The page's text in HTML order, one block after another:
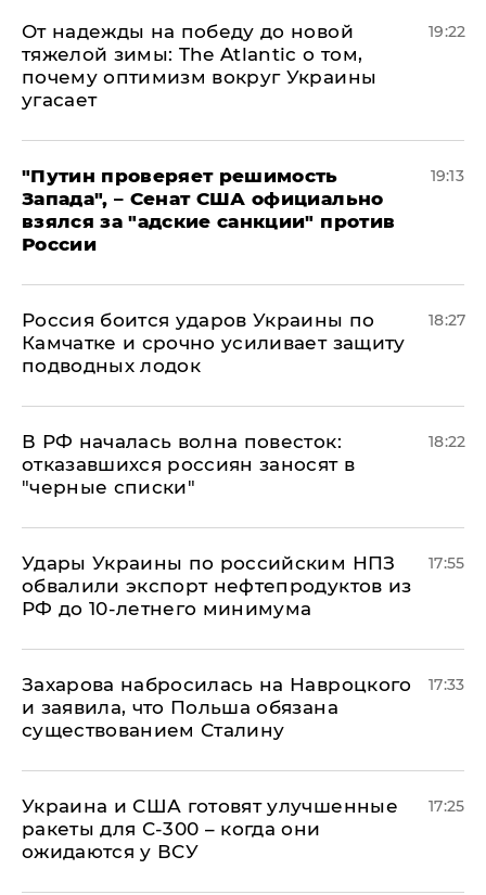
От надежды на победу до новой
тяжелой зимы: The Atlantic о том,
почему оптимизм вокруг Украины
угасает
19:22
"Путин проверяет решимость
Запада", – Сенат США официально
взялся за "адские санкции" против
России
19:13
Россия боится ударов Украины по
Камчатке и срочно усиливает защиту
подводных лодок
18:27
​В РФ началась волна повесток:
отказавшихся россиян заносят в
"черные списки"
18:22
Удары Украины по российским НПЗ
обвалили экспорт нефтепродуктов из
РФ до 10-летнего минимума
17:55
​Захарова набросилась на Навроцкого
и заявила, что Польша обязана
существованием Сталину
17:33
Украина и США готовят улучшенные
ракеты для С-300 – когда они
ожидаются у ВСУ
17:25